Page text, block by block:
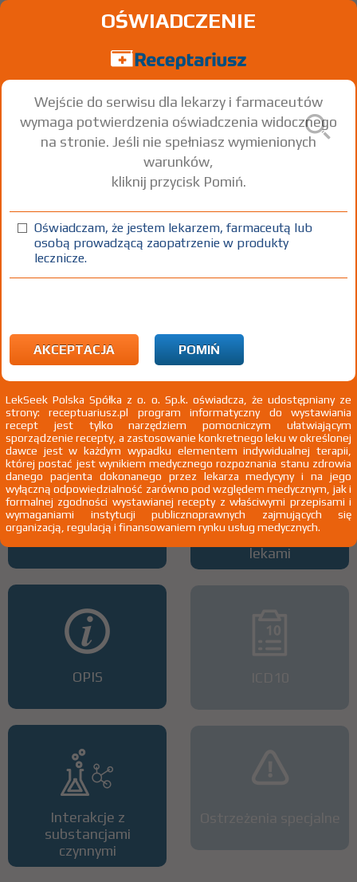
kaps. 1000 j.m. 60 szt. Doustnie
100%
12,32
Wszystkie dawki leku
Interakcje z lekami
OPIS
Interakcje z
substancjami
czynnymi
ATC
Interakcje z wieloma
lekami
OŚWIADCZENIE
Wejście do serwisu dla lekarzy i farmaceutów
wymaga potwierdzenia oświadczenia widocznego
na stronie. Jeśli nie spełniasz wymienionych
warunków,
kliknij przycisk Pomiń.
Oświadczam, że jestem lekarzem, farmaceutą lub
osobą prowadzącą zaopatrzenie w produkty
lecznicze.
AKCEPTACJA POMIŃ
LekSeek Polska Spółka z o. o. Sp.k. oświadcza, że udostępniany ze
strony: receptuariusz.pl program informatyczny do wystawiania
recept jest tylko narzędziem pomocniczym ułatwiającym
sporządzenie recepty, a zastosowanie konkretnego leku w określonej
dawce jest w każdym wypadku elementem indywidualnej terapii,
której postać jest wynikiem medycznego rozpoznania stanu zdrowia
danego pacjenta dokonanego przez lekarza medycyny i na jego
wyłączną odpowiedzialność zarówno pod względem medycznym, jak i
formalnej zgodności wystawianej recepty z właściwymi przepisami i
wymaganiami instytucji publicznoprawnych zajmujących się
organizacją, regulacją i finansowaniem rynku usług medycznych.